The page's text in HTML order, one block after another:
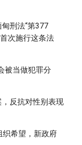
刑法“第377
次施行这条法
被当做犯罪分
，反抗对性别表现
织希望，新政府